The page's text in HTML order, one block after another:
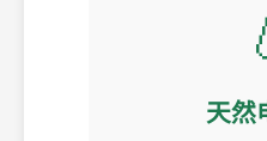
天然